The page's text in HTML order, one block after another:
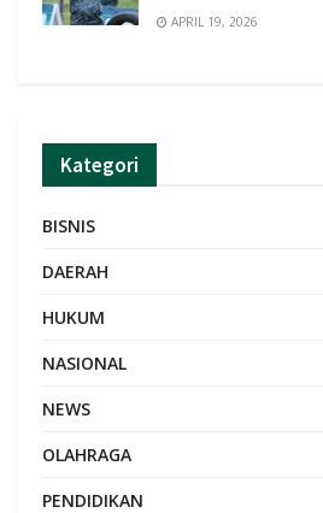
APRIL 19, 2026
Kategori
BISNIS
DAERAH
HUKUM
NASIONAL
NEWS
OLAHRAGA
PENDIDIKAN